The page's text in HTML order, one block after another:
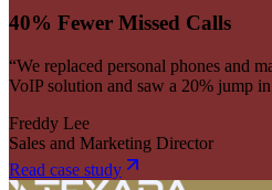
40% Fewer Missed Calls
“We replaced personal phones and
VoIP solution and saw a 20% jump
Freddy Lee
Sales and Marketing Director
Read case study